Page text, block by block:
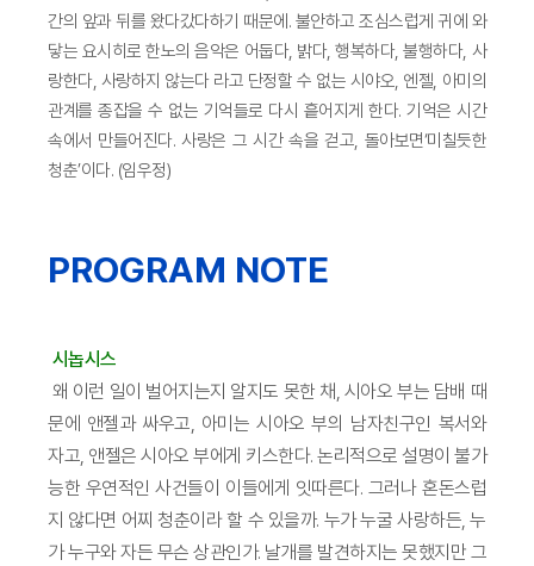
간의 앞과 뒤를 왔다갔다하기 때문에. 불안하고 조심스럽게 귀에 와
닿는 요시히로 한노의 음악은 어둡다, 밝다, 행복하다, 불행하다, 사
랑한다, 사랑하지 않는다 라고 단정할 수 없는 시야오, 엔젤, 아미의
관계를 종잡을 수 없는 기억들로 다시 흩어지게 한다. 기억은 시간
속에서 만들어진다. 사랑은 그 시간 속을 걷고, 돌아보면‘미칠듯한
청춘’이다. (임우정)
PROGRAM NOTE
시놉시스
왜 이런 일이 벌어지는지 알지도 못한 채, 시아오 부는 담배 때
문에 앤젤과 싸우고, 아미는 시아오 부의 남자친구인 복서와
자고, 앤젤은 시아오 부에게 키스한다. 논리적으로 설명이 불가
능한 우연적인 사건들이 이들에게 잇따른다. 그러나 혼돈스럽
지 않다면 어찌 청춘이라 할 수 있을까. 누가 누굴 사랑하든, 누
가 누구와 자든 무슨 상관인가. 날개를 발견하지는 못했지만 그